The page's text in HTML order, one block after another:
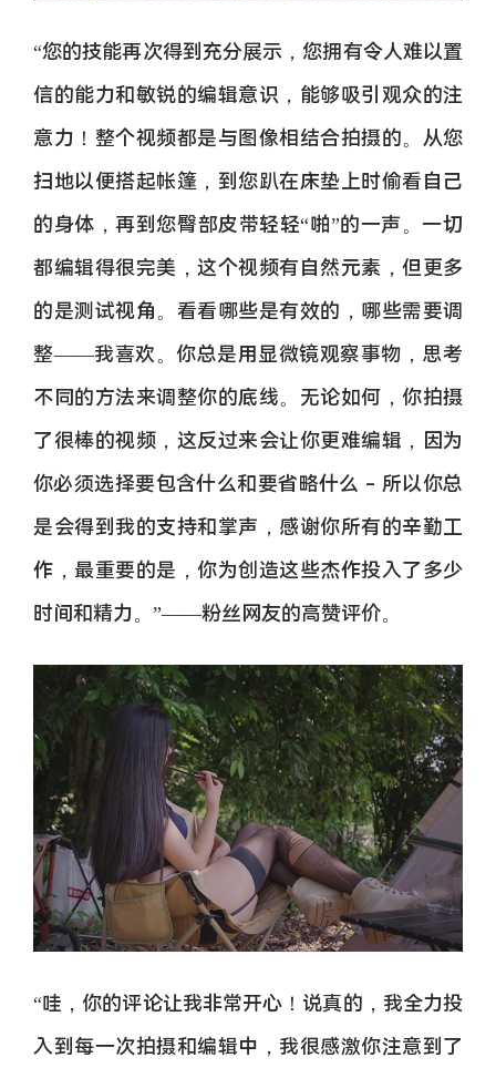
“您的技能再次得到充分展示，您拥有令人难以置
信的能力和敏锐的编辑意识，能够吸引观众的注
意力！整个视频都是与图像相结合拍摄的。从您
扫地以便搭起帐篷，到您趴在床垫上时偷看自己
的身体，再到您臀部皮带轻轻“啪”的一声。一切
都编辑得很完美，这个视频有自然元素，但更多
的是测试视角。看看哪些是有效的，哪些需要调
整——我喜欢。你总是用显微镜观察事物，思考
不同的方法来调整你的底线。无论如何，你拍摄
了很棒的视频，这反过来会让你更难编辑，因为
你必须选择要包含什么和要省略什么 - 所以你总
是会得到我的支持和掌声，感谢你所有的辛勤工
作，最重要的是，你为创造这些杰作投入了多少
时间和精力。”——粉丝网友的高赞评价。
“哇，你的评论让我非常开心！说真的，我全力投
入到每一次拍摄和编辑中，我很感激你注意到了